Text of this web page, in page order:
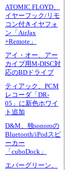
ATOMIC FLOYD、
イヤーフック/リモ
コン付きイヤフォ
ン「AirJax
+Remote」
アイ・オー、アー
カイブ用M-DISC対
応のBDドライブ
ティアック、PCM
レコーダ「DR-
05」に新色ホワイ
ト追加
D&M、独sonoroの
Bluetooth/iPodスピ
ーカー
「cuboDock」
エバーグリーン、